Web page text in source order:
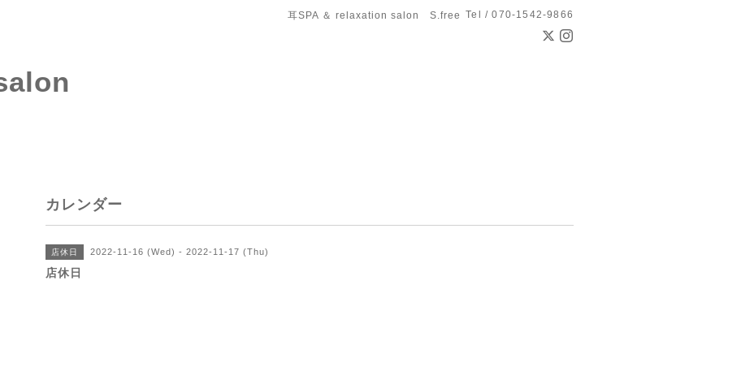
耳SPA ＆ relaxation salon S.free Tel / 070-1542-9866
カレンダー
店休日 2022-11-16 (Wed) - 2022-11-17 (Thu)
店休日